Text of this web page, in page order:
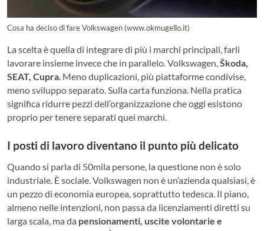
Cosa ha deciso di fare Volkswagen (www.okmugello.it)
La scelta è quella di integrare di più i marchi principali, farli
lavorare insieme invece che in parallelo. Volkswagen,Škoda,
SEAT, Cupra. Meno duplicazioni, più piattaforme condivise,
meno sviluppo separato. Sulla carta funziona. Nella pratica
significa ridurre pezzi dell’organizzazione che oggi esistono
proprio per tenere separati quei marchi.
I posti di lavoro diventano il punto più delicato
Quando si parla di 50mila persone, la questione non è solo
industriale. È sociale. Volkswagen non è un’azienda qualsiasi, è
un pezzo di economia europea, soprattutto tedesca. Il piano,
almeno nelle intenzioni, non passa da licenziamenti diretti su
larga scala, ma da pensionamenti, uscite volontarie e